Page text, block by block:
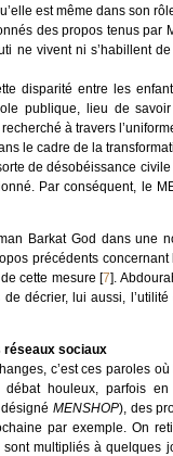
est même dans son
des propos tenus
ne vivent ni s’habillent
disparité entre les
publique, lieu de
à travers
le cadre de la
de désobéissance
Par conséquent, le
Barkat God dans
précédents
cette mesure [7].
décrier, lui aussi,
réseaux sociaux
c’est ces paroles
houleux, parfois en
MENSHOP), des
par exemple. On
sont multipliés à